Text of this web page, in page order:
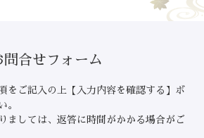
問合せフォーム
をご記入の上【入力内容を確認する】ボ
。
ましては、返答に時間がかかる場合がご